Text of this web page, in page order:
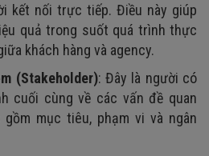
kết nối trực tiếp. Điều này giúp
quả trong suốt quá trình thực
khách hàng và agency.
(Stakeholder): Đây là người có
cuối cùng về các vấn đề quan
mục tiêu, phạm vi và ngân